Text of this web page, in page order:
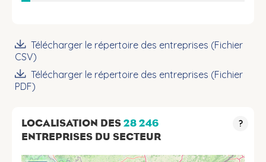
Télécharger le répertoire des entreprises (Fichier
CSV)
Télécharger le répertoire des entreprises (Fichier
PDF)
LOCALISATION DES28 246
ENTREPRISES DU SECTEUR
?